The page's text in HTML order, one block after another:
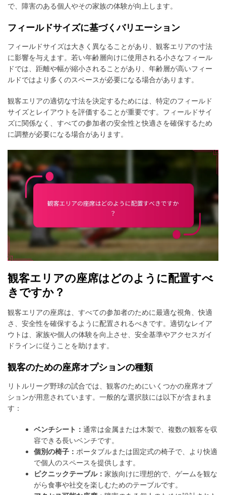
で、障害のある個人やその家族の体験が向上します。
フィールドサイズに基づくバリエーション
フィールドサイズは大きく異なることがあり、観客エリアの寸法
に影響を与えます。若い年齢層向けに使用される小さなフィール
ドでは、距離や幅が縮小されることがあり、年齢層が高いフィー
ルドではより多くのスペースが必要になる場合があります。
観客エリアの適切な寸法を決定するためには、特定のフィールド
サイズとレイアウトを評価することが重要です。フィールドサイ
ズに関係なく、すべての参加者の安全性と快適さを確保するため
に調整が必要になる場合があります。
観客エリアの座席はどのように配置すべ
きですか？
観客エリアの座席は、すべての参加者のために最適な視角、快適
さ、安全性を確保するように配置されるべきです。適切なレイア
ウトは、家族や個人の体験を向上させ、安全基準やアクセスガイ
ドラインに従うことを助けます。
観客のための座席オプションの種類
リトルリーグ野球の試合では、観客のためにいくつかの座席オプ
ションが用意されています。一般的な選択肢には以下が含まれま
す：
ベンチシート：通常は金属または木製で、複数の観客を収
容できる長いベンチです。
個別の椅子： ポータブルまたは固定式の椅子で、より快適
で個人のスペースを提供します。
ピクニックテーブル：家族向けに理想的で、ゲームを観な
がら食事や社交を楽しむためのテーブルです。